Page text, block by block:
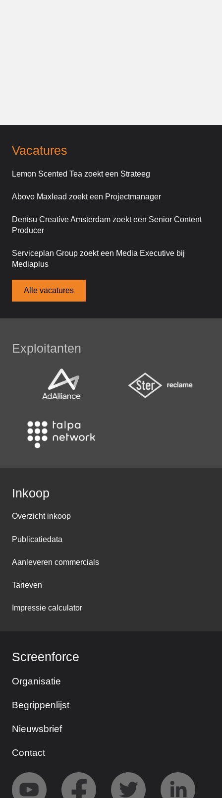
Vacatures
Lemon Scented Tea zoekt een Strateeg
Abovo Maxlead zoekt een Projectmanager
Dentsu Creative Amsterdam zoekt een Senior Content
Producer
Serviceplan Group zoekt een Media Executive bij
Mediaplus
Alle vacatures
Exploitanten
Inkoop
Overzicht inkoop
Publicatiedata
Aanleveren commercials
Tarieven
Impressie calculator
Screenforce
Organisatie
Begrippenlijst
Nieuwsbrief
Contact